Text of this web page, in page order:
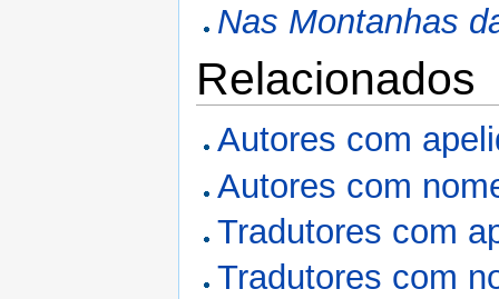
Nas Montanhas
Relacionados
Autores com
Autores com
Tradutores com
Tradutores com